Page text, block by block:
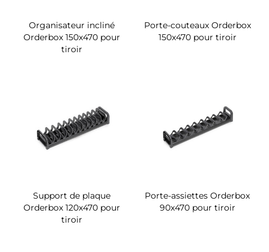
Organisateur incliné
Orderbox 150x470 pour
tiroir
Porte-couteaux Orderbox
150x470 pour tiroir
Support de plaque
Orderbox 120x470 pour
tiroir
Porte-assiettes Orderbox
90x470 pour tiroir